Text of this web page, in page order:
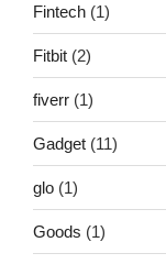
Fintech (1)
Fitbit (2)
fiverr (1)
Gadget (11)
glo (1)
Goods (1)